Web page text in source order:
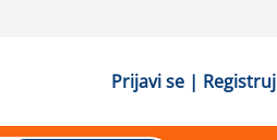
Prijavi se | Registruj